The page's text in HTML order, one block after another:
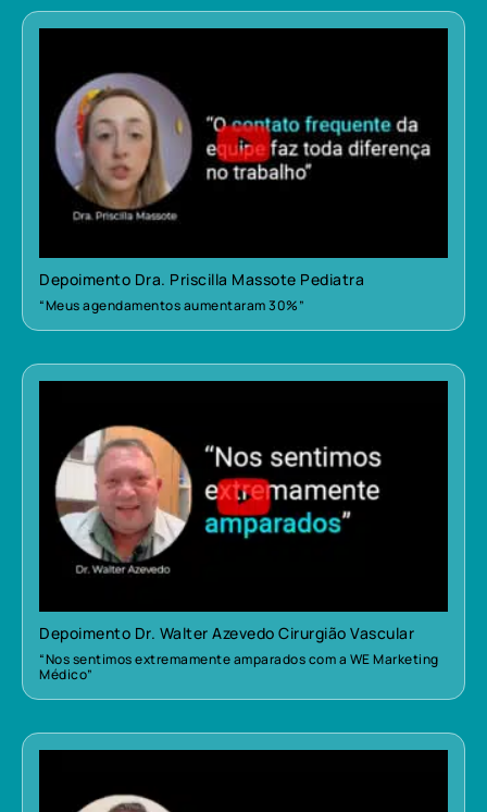
Depoimento Dra. Priscilla Massote Pediatra
“Meus agendamentos aumentaram 30%”
Depoimento Dr. Walter Azevedo Cirurgião Vascular
“Nos sentimos extremamente amparados com a WE Marketing
Médico”